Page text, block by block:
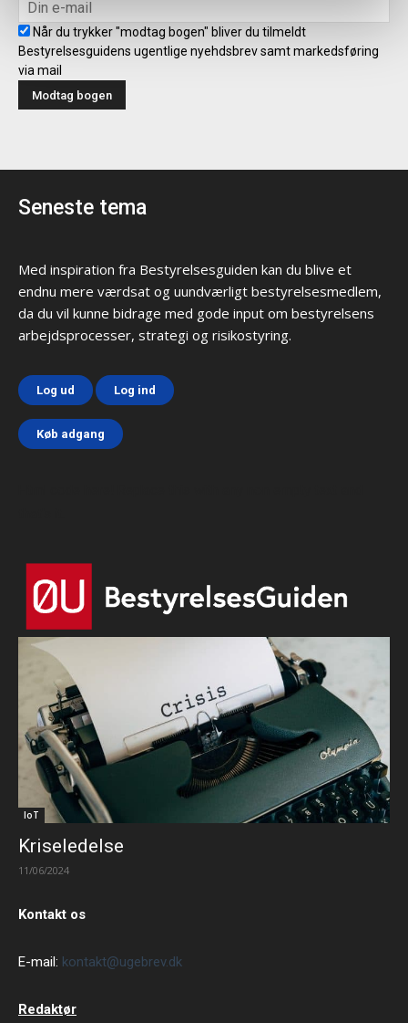
Når du trykker "modtag bogen" bliver du tilmeldt
Bestyrelsesguidens ugentlige nyehdsbrev samt markedsføring
via mail
Seneste tema
Med inspiration fra Bestyrelsesguiden kan du blive et
endnu mere værdsat og uundværligt bestyrelsesmedlem,
da du vil kunne bidrage med gode input om bestyrelsens
arbejdsprocesser, strategi og risikostyring.
Log ud Log ind
Køb adgang
IoT
Kriseledelse
11/06/2024
Kontakt os
E-mail: kontakt@ugebrev.dk
Redaktør